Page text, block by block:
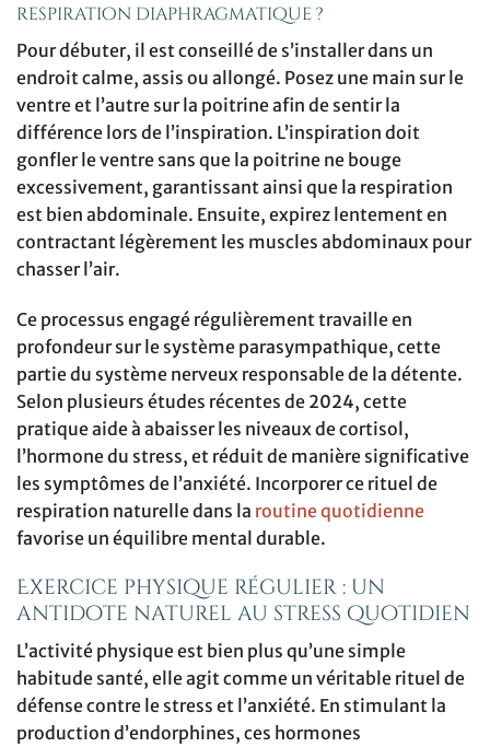
respiration diaphragmatique ?
Pour débuter, il est conseillé de s’installer dans un
endroit calme, assis ou allongé. Posez une main sur le
ventre et l’autre sur la poitrine afin de sentir la
différence lors de l’inspiration. L’inspiration doit
gonfler le ventre sans que la poitrine ne bouge
excessivement, garantissant ainsi que la respiration
est bien abdominale. Ensuite, expirez lentement en
contractant légèrement les muscles abdominaux pour
chasser l’air.
Ce processus engagé régulièrement travaille en
profondeur sur le système parasympathique, cette
partie du système nerveux responsable de la détente.
Selon plusieurs études récentes de 2024, cette
pratique aide à abaisser les niveaux de cortisol,
l’hormone du stress, et réduit de manière significative
les symptômes de l’anxiété. Incorporer ce rituel de
respiration naturelle dans la routine quotidienne
favorise un équilibre mental durable.
Exercice physique régulier : un
antidote naturel au stress quotidien
L’activité physique est bien plus qu’une simple
habitude santé, elle agit comme un véritable rituel de
défense contre le stress et l’anxiété. En stimulant la
production d’endorphines, ces hormones